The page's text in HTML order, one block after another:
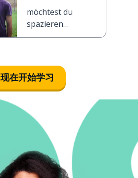
möchtest du
spazieren
gehen?
现在开始学习